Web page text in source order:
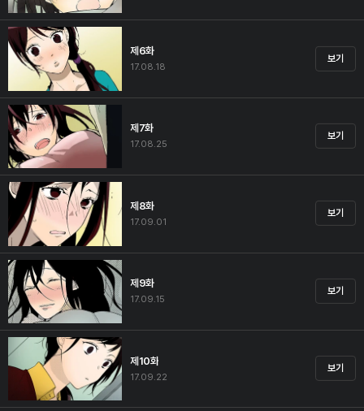
제6화
17.08.18
보기
제7화
17.08.25
보기
제8화
17.09.01
보기
제9화
17.09.15
보기
제10화
17.09.22
보기